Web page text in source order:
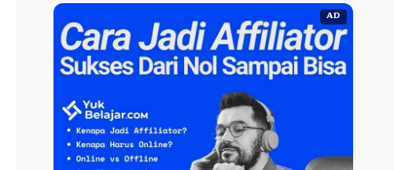
AD